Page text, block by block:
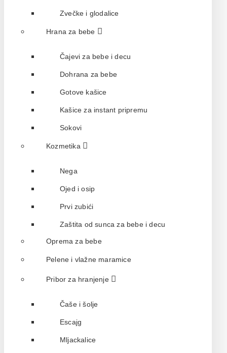
Zvečke i glodalice
Hrana za bebe
Čajevi za bebe i decu
Dohrana za bebe
Gotove kašice
Kašice za instant pripremu
Sokovi
Kozmetika
Nega
Ojed i osip
Prvi zubići
Zaštita od sunca za bebe i decu
Oprema za bebe
Pelene i vlažne maramice
Pribor za hranjenje
Čaše i šolje
Escajg
Mljackalice